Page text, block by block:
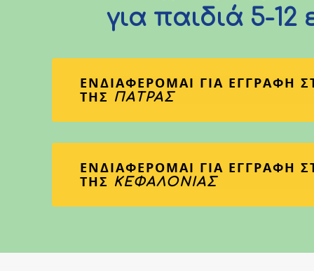
για παιδιά 5-12
ΕΝΔΙΑΦΕΡΟΜΑΙ ΓΙΑ ΕΓΓΡΑΦΗ
ΤΗΣ ΠΑΤΡΑΣ
ΕΝΔΙΑΦΕΡΟΜΑΙ ΓΙΑ ΕΓΓΡΑΦΗ
ΤΗΣ ΚΕΦΑΛΟΝΙΑΣ